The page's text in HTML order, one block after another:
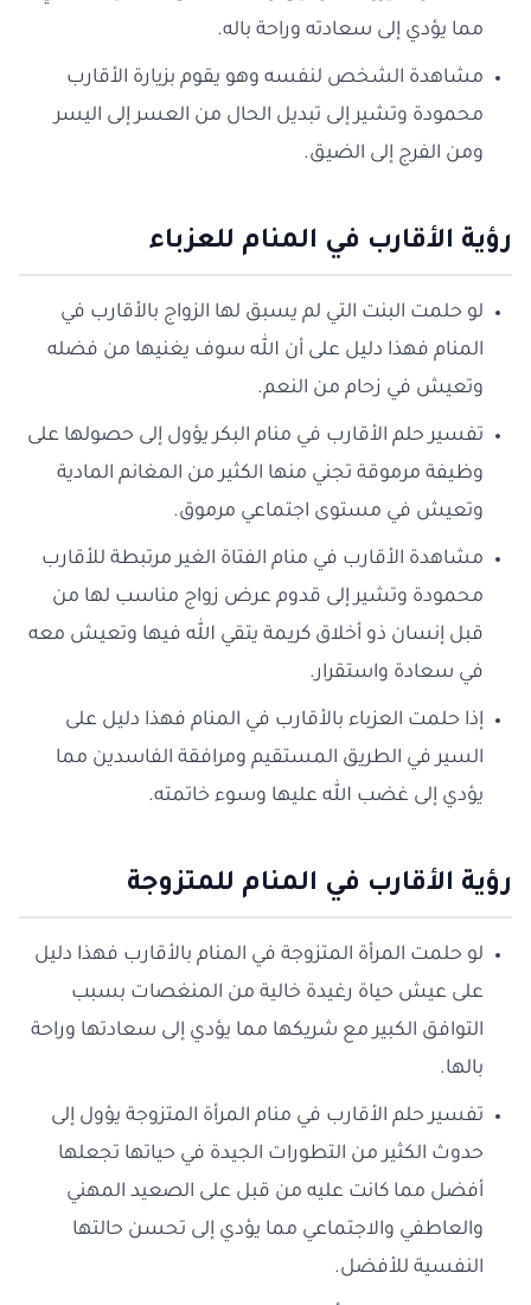
مما يؤدي إلى سعادته وراحة باله.
مشاهدة الشخص لنفسه وهو يقوم بزيارة الأقارب
محمودة وتشير إلى تبديل الحال من العسر إلى اليسر
ومن الفرج إلى الضيق.
رؤية الأقارب في المنام للعزباء
لو حلمت البنت التي لم يسبق لها الزواج بالأقارب في
المنام فهذا دليل على أن الله سوف يغنيها من فضله
وتعيش في زحام من النعم.
تفسير حلم الأقارب في منام البكر يؤول إلى حصولها على
وظيفة مرموقة تجني منها الكثير من المغانم المادية
وتعيش في مستوى اجتماعي مرموق.
مشاهدة الأقارب في منام الفتاة الغير مرتبطة للأقارب
محمودة وتشير إلى قدوم عرض زواج مناسب لها من
قبل إنسان ذو أخلاق كريمة يتقي الله فيها وتعيش معه
في سعادة واستقرار.
إذا حلمت العزباء بالأقارب في المنام فهذا دليل على
السير في الطريق المستقيم ومرافقة الفاسدين مما
يؤدي إلى غضب الله عليها وسوء خاتمته.
رؤية الأقارب في المنام للمتزوجة
لو حلمت المرأة المتزوجة في المنام بالأقارب فهذا دليل
على عيش حياة رغيدة خالية من المنغصات بسبب
التوافق الكبير مع شريكها مما يؤدي إلى سعادتها وراحة
بالها.
تفسير حلم الأقارب في منام المرأة المتزوجة يؤول إلى
حدوث الكثير من التطورات الجيدة في حياتها تجعلها
أفضل مما كانت عليه من قبل على الصعيد المهني
والعاطفي والاجتماعي مما يؤدي إلى تحسن حالتها
النفسية للأفضل.